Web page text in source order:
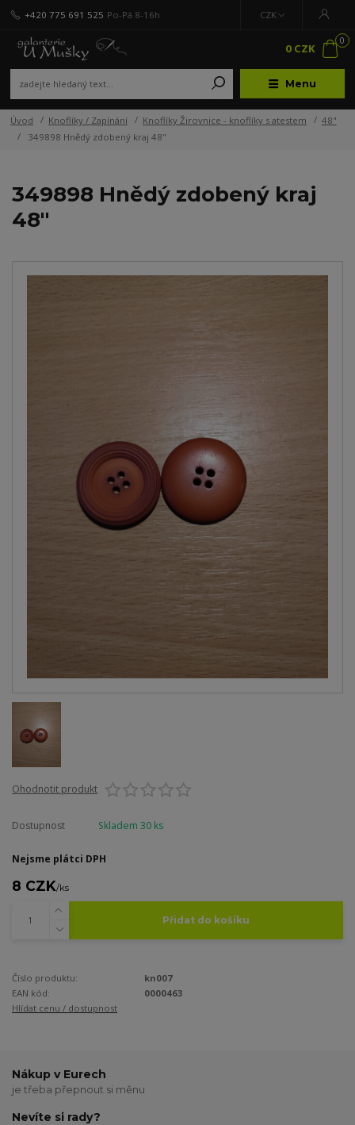
Menu
CZK
+420 775 691 525 Po-Pá 8-16h
0
0 CZK
Úvod Knoflíky / Zapínání Knoflíky Žirovnice - knoflíky s atestem
48"
349898 Hnědý zdobený kraj 48"
349898 Hnědý zdobený kraj
48"
Ohodnotit produkt
Dostupnost Skladem 30 ks
Nejsme plátci DPH
8 CZK/ks
Přidat do košíku
Číslo produktu:
kn007
EAN kód:
0000463
Hlídat cenu / dostupnost
Nákup v Eurech
je třeba přepnout si měnu
Nevíte si rady?